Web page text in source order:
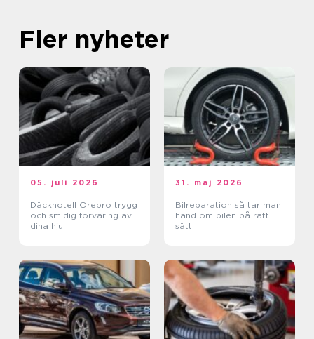
Fler nyheter
05. juli 2026
Däckhotell Örebro trygg
och smidig förvaring av
dina hjul
31. maj 2026
Bilreparation så tar man
hand om bilen på rätt
sätt